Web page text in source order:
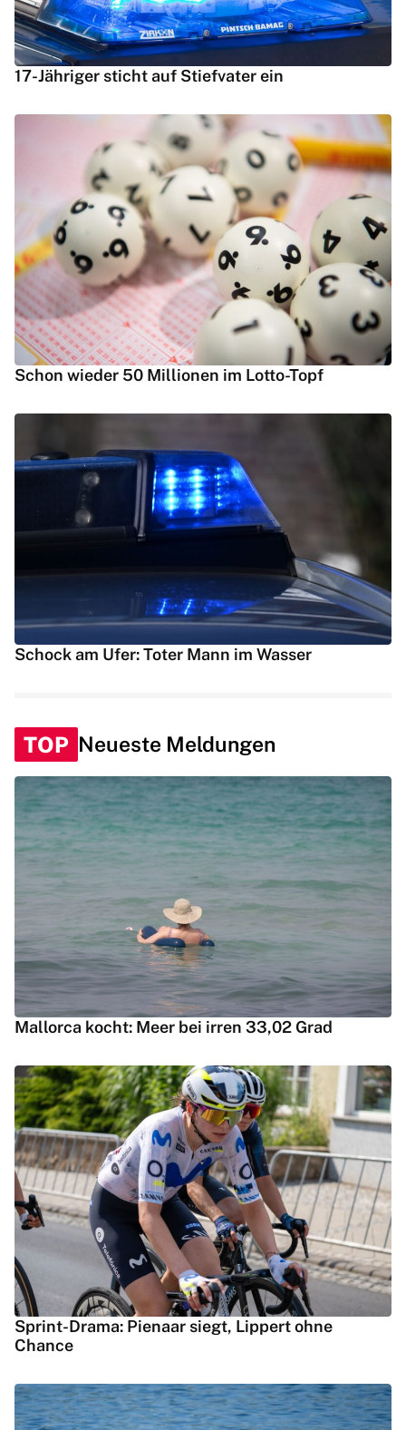
17-Jähriger sticht auf Stiefvater ein
Schon wieder 50 Millionen im Lotto-Topf
Schock am Ufer: Toter Mann im Wasser
TOP Neueste Meldungen
Mallorca kocht: Meer bei irren 33,02 Grad
Sprint-Drama: Pienaar siegt, Lippert ohne
Chance